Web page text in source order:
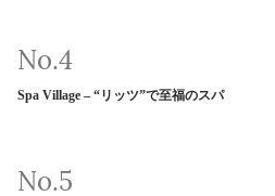
Spa Village – “リッツ”で至福のスパ